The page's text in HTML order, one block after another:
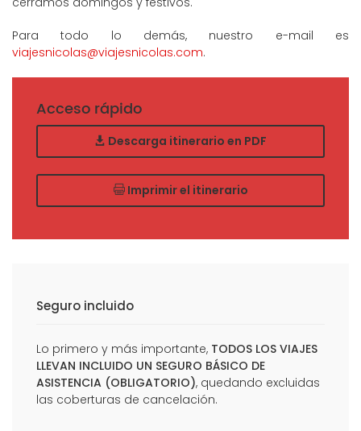
Para todo lo demás, nuestro e-mail es
viajesnicolas@viajesnicolas.com.
Acceso rápido
Descarga itinerario en PDF
Imprimir el itinerario
Seguro incluido
Lo primero y más importante, TODOS LOS VIAJES
LLEVAN INCLUIDO UN SEGURO BÁSICO DE
ASISTENCIA (OBLIGATORIO), quedando excluidas
las coberturas de cancelación.